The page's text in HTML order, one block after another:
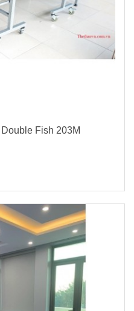
Fish 203M